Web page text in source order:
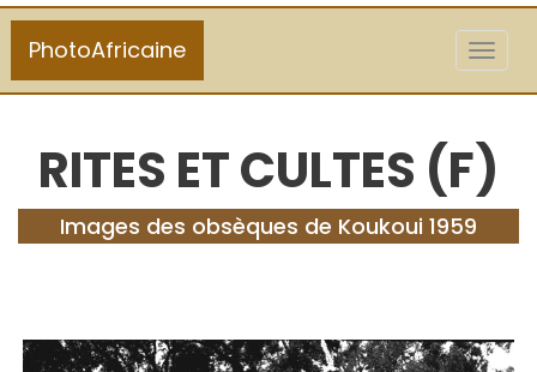
PhotoAfricaine
RITES ET CULTES (F)
Images des obsèques de Koukoui 1959